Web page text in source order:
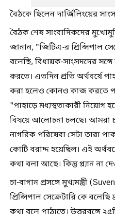
বৈঠকে ছিলেন দার্জিলিংয়ের
বৈঠক শেষ সাংবাদিকদের
জানান, "জিটিএ-র প্রিন্সিপাল
বলেছি, বিধায়ক-সাংসদদের
করতে। এতদিন প্রতি অর্থবর্ষে
করা হলেও কোনও কাজ করতে
"পাহাড়ে মধ্যস্থতাকারী নিয়োগ
বিষয়ে আলোচনা চলছে। আমরা
নাগরিক পরিষেবা সেটা তারা
কোটি বরাদ্দ হয়েছিল। এই
কথা বলা আছে। কিন্তু প্ল্যান না
চা-বাগান প্রসঙ্গে মুখ্যমন্ত্রী
প্রিন্সিপাল সেক্রেটারি কে
কথা বলে পাঠাতে। উত্তরবঙ্গে